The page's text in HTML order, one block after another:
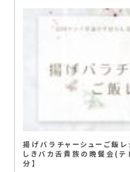
揚げバラチャーシューご飯
しきバカ舌貴族の晩餐会(
分】